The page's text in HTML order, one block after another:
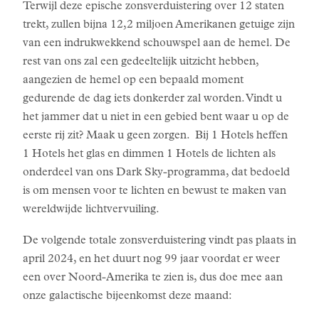
Terwijl deze epische zonsverduistering over 12 staten
trekt, zullen bijna 12,2 miljoen Amerikanen getuige zijn
van een indrukwekkend schouwspel aan de hemel. De
rest van ons zal een gedeeltelijk uitzicht hebben,
aangezien de hemel op een bepaald moment
gedurende de dag iets donkerder zal worden. Vindt u
het jammer dat u niet in een gebied bent waar u op de
eerste rij zit? Maak u geen zorgen. Bij 1 Hotels heffen
1 Hotels het glas en dimmen 1 Hotels de lichten als
onderdeel van ons Dark Sky-programma, dat bedoeld
is om mensen voor te lichten en bewust te maken van
wereldwijde lichtvervuiling.
De volgende totale zonsverduistering vindt pas plaats in
april 2024, en het duurt nog 99 jaar voordat er weer
een over Noord-Amerika te zien is, dus doe mee aan
onze galactische bijeenkomst deze maand: